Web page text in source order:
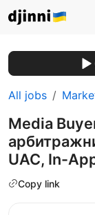
All jobs
Media
UAC, In-
Copy link